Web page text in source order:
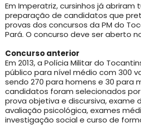
Em Imperatriz, cursinhos já abriram
preparação de candidatos que
provas dos concursos da PM do
Pará. O concurso deve ser aberto
Concurso anterior
Em 2013, a Polícia Militar do
público para nível médio com 300
sendo 270 para homens e 30 para
candidatos foram selecionados
prova objetiva e discursiva, exame
avaliação psicológica, exames
investigação social e curso de